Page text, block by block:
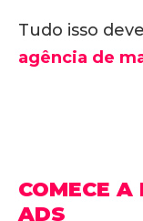
Tudo isso
agência de
COMECE A
ADS